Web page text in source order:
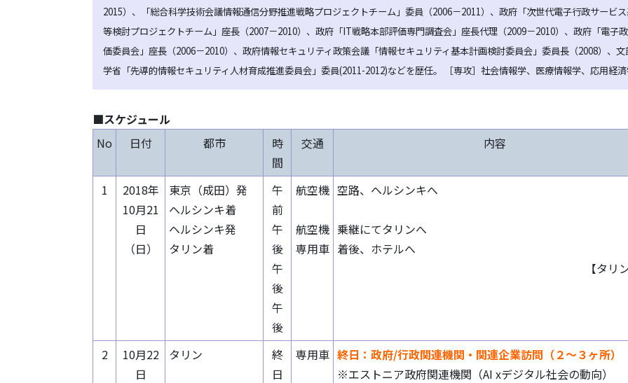
2015）、「総合科学技術会議情報通信分野推進戦略プロジェクトチーム」委員（2006－2011）、政府「次世代電子行政サービ
等検討プロジェクトチーム」座長（2007－2010）、政府「IT戦略本部評価専門調査会」座長代理（2009－2010）、政府「電子
価委員会」座長（2006－2010）、政府情報セキュリティ政策会議「情報セキュリティ基本計画検討委員会」委員長（2008）、文
学省「先導的情報セキュリティ人材育成推進委員会」委員(2011-2012)などを歴任。 ［専攻］社会情報学、医療情報学、応用経
■スケジュール
No
日付 都市
時
間
交通 内容
1
2018年
10月21
日
（日）
東京（成田）発
ヘルシンキ着
ヘルシンキ発
タリン着
午
前
午
後
午
後
午
後
航空機
航空機
専用車
空路、ヘルシンキへ
乗継にてタリンへ
着後、ホテルへ
【タリ
2
10月22
日
タリン
終
日
専用車 終日：政府/行政関連機関・関連企業訪問（２～３ヶ所）
※エストニア政府関連機関（AI xデジタル社会の動向）